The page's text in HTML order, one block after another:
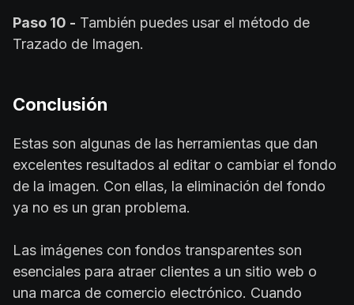
Paso 10 - También puedes usar el método de
Trazado de Imagen.
Conclusión
Estas son algunas de las herramientas que dan
excelentes resultados al editar o cambiar el fondo
de la imagen. Con ellas, la eliminación del fondo
ya no es un gran problema.
Las imágenes con fondos transparentes son
esenciales para atraer clientes a un sitio web o
una marca de comercio electrónico. Cuando